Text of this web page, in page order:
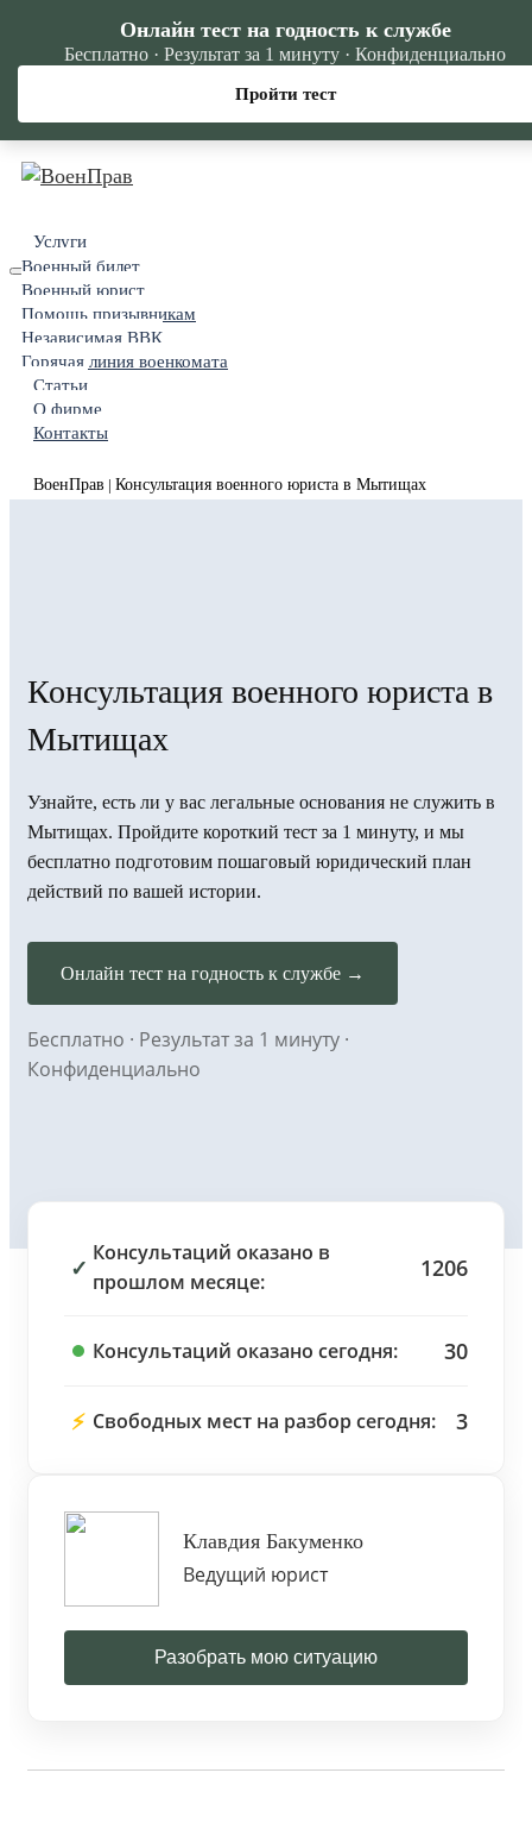
Услуги
Военный билет
Военный юрист
Помощь призывникам
Независимая ВВК
Горячая линия военкомата
Статьи
О фирме
Контакты
ВоенПрав Консультация военного юриста в Мытищах
Консультация военного юриста в
Мытищах
Узнайте, есть ли у вас легальные основания не служить в
Мытищах. Пройдите короткий тест за 1 минуту, и мы
бесплатно подготовим пошаговый юридический план
действий по вашей истории.
Онлайн тест на годность к службе →
Бесплатно · Результат за 1 минуту ·
Конфиденциально
✓
Консультаций оказано в
прошлом месяце:
1206
Консультаций оказано сегодня: 30
⚡ Свободных мест на разбор сегодня: 3
Клавдия Бакуменко
Ведущий юрист
Разобрать мою ситуацию
Онлайн тест на годность к службе
Бесплатно · Результат за 1 минуту · Конфиденциально
Пройти тест